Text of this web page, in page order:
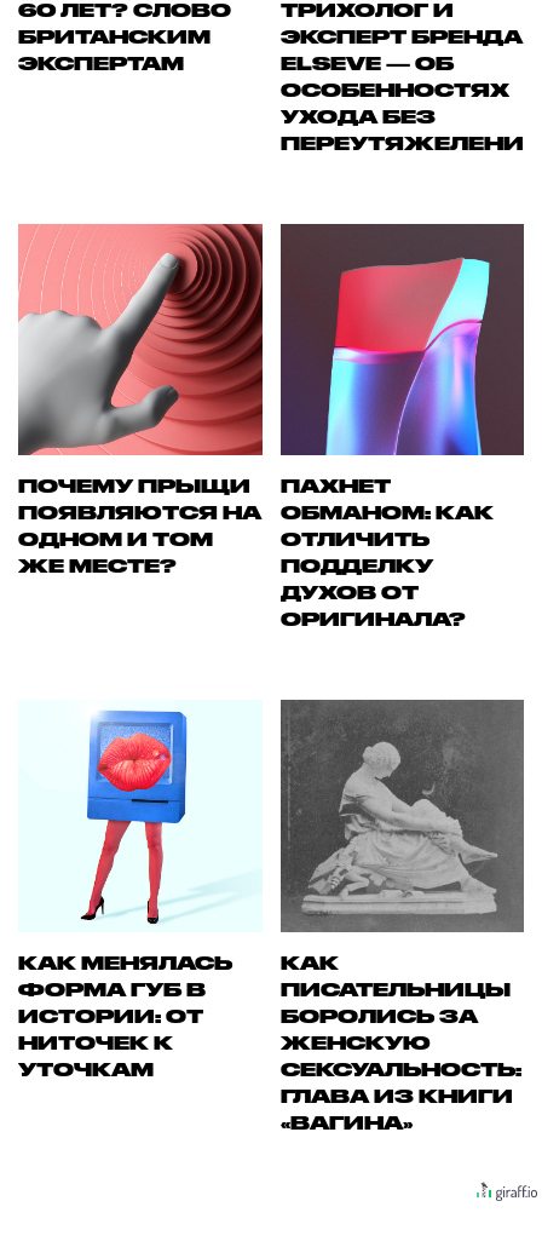
60 ЛЕТ? СЛОВО
БРИТАНСКИМ
ЭКСПЕРТАМ
ТРИХОЛОГ И
ЭКСПЕРТ БРЕНДА
ELSEVE — ОБ
ОСОБЕННОСТЯХ
УХОДА БЕЗ
ПЕРЕУТЯЖЕЛЕНИЯ
ПОЧЕМУ ПРЫЩИ
ПОЯВЛЯЮТСЯ НА
ОДНОМ И ТОМ
ЖЕ МЕСТЕ?
ПАХНЕТ
ОБМАНОМ: КАК
ОТЛИЧИТЬ
ПОДДЕЛКУ
ДУХОВ ОТ
ОРИГИНАЛА?
КАК МЕНЯЛАСЬ
ФОРМА ГУБ В
ИСТОРИИ: ОТ
НИТОЧЕК К
УТОЧКАМ
КАК
ПИСАТЕЛЬНИЦЫ
БОРОЛИСЬ ЗА
ЖЕНСКУЮ
СЕКСУАЛЬНОСТЬ:
ГЛАВА ИЗ КНИГИ
«ВАГИНА»